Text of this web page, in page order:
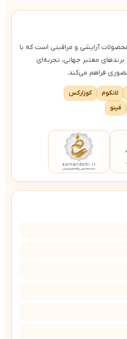
آرایشی و مراقبتی است که با
برندهای معتبر جهانی، تجربه‌ای
فراهم می‌کند.
لانکوم
کوزارکس
فینو